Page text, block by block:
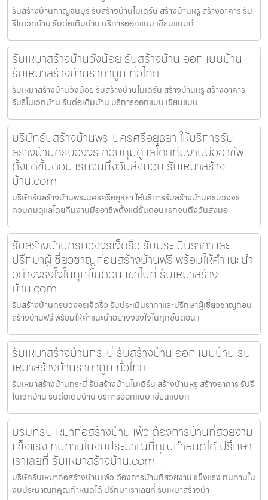
รับสร้างบ้านกาญจนบุรี รับสร้างบ้านโมเดิร์น สร้างบ้านหรู สร้างอาคาร รับ
รีโนเวทบ้าน รับต่อเติมบ้าน บริการออกแบบ เขียนแบบก่
รับเหมาสร้างบ้านวังน้อย รับสร้างบ้าน ออกแบบบ้าน
รับเหมาสร้างบ้านราคาถูก ทั่วไทย
รับเหมาสร้างบ้านวังน้อย รับสร้างบ้านโมเดิร์น สร้างบ้านหรู สร้างอาคาร
รับรีโนเวทบ้าน รับต่อเติมบ้าน บริการออกแบบ เขียนแบบ
บริษัทรับสร้างบ้านพระนครศรีอยุธยา ให้บริการรับ
สร้างบ้านครบวงจร ควบคุมดูแลโดยทีมงานมืออาชีพ
ตั้งแต่ขั้นตอนแรกจนถึงวันส่งมอบ รับเหมาสร้าง
บ้าน.com
บริษัทรับสร้างบ้านพระนครศรีอยุธยา ให้บริการรับสร้างบ้านครบวงจร
ควบคุมดูแลโดยทีมงานมืออาชีพตั้งแต่ขั้นตอนแรกจนถึงวันส่งมอ
รับสร้างบ้านครบวงจรเจ็ดริ้ว รับประเมินราคาและ
ปรึกษาผู้เชี่ยวชาญก่อนสร้างบ้านฟรี พร้อมให้คำแนะนำ
อย่างจริงใจในทุกขั้นตอน เข้าไปที่ รับเหมาสร้าง
บ้าน.com
รับสร้างบ้านครบวงจรเจ็ดริ้ว รับประเมินราคาและปรึกษาผู้เชี่ยวชาญก่อน
สร้างบ้านฟรี พร้อมให้คำแนะนำอย่างจริงใจในทุกขั้นตอน เ
รับเหมาสร้างบ้านกระบี่ รับสร้างบ้าน ออกแบบบ้าน รับ
เหมาสร้างบ้านราคาถูก ทั่วไทย
รับเหมาสร้างบ้านกระบี่ รับสร้างบ้านโมเดิร์น สร้างบ้านหรู สร้างอาคาร รับรี
โนเวทบ้าน รับต่อเติมบ้าน บริการออกแบบ เขียนแบบก
บริษัทรับเหมาก่อสร้างบ้านแพ้ว ต้องการบ้านที่สวยงาม
แข็งแรง ทนทานในงบประมาณที่คุณกำหนดได้ ปรึกษา
เราเลยที่ รับเหมาสร้างบ้าน.com
บริษัทรับเหมาก่อสร้างบ้านแพ้ว ต้องการบ้านที่สวยงาม แข็งแรง ทนทานใน
งบประมาณที่คุณกำหนดได้ ปรึกษาเราเลยที่ รับเหมาสร้างบ้า